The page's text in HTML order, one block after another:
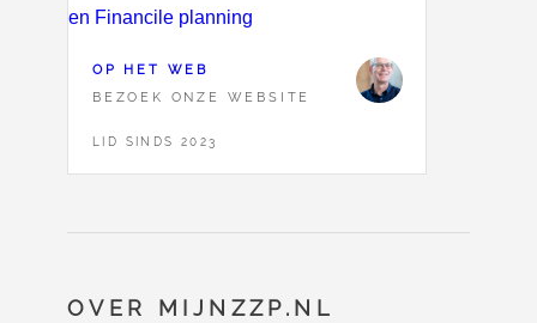
OP HET WEB
BEZOEK ONZE WEBSITE
LID SINDS 2023
OVER MIJNZZP.NL